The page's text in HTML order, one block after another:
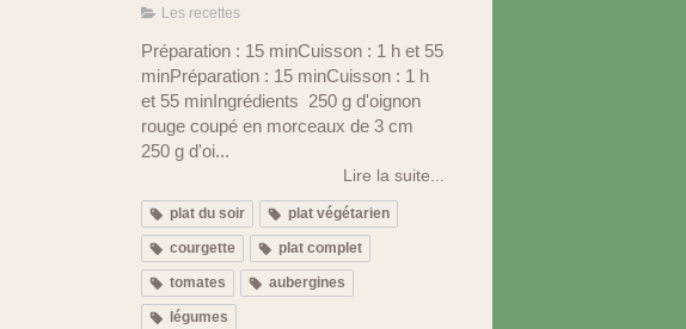
Les recettes
Préparation : 15 minCuisson : 1 h et 55
minPréparation : 15 minCuisson : 1 h
et 55 minIngrédients 250 g d'oignon
rouge coupé en morceaux de 3 cm
250 g d'oi...
Lire la suite...
plat du soir plat végétarien
courgette plat complet
tomates aubergines
légumes